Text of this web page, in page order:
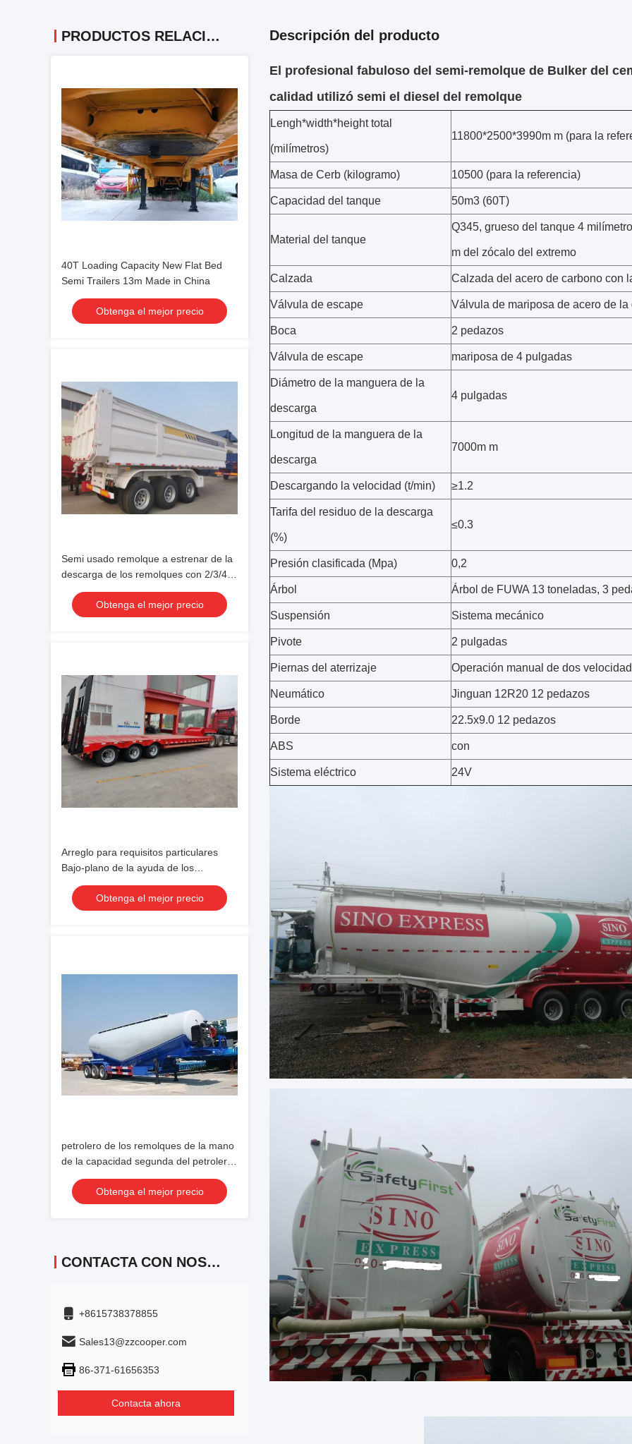
PRODUCTOS RELACIONADOS
40T Loading Capacity New Flat Bed
Semi Trailers 13m Made in China
Obtenga el mejor precio
Semi usado remolque a estrenar de la
descarga de los remolques con 2/3/4
de los árboles hechos en la carga de
China 60 toneladas
Obtenga el mejor precio
Arreglo para requisitos particulares
Bajo-plano de la ayuda de los
remolques 3axle 4axle 6axle de la
segunda mano semi
Obtenga el mejor precio
petrolero de los remolques de la mano
de la capacidad segunda del petrolero
25m3 semi para las construcciones
Obtenga el mejor precio
CONTACTA CON NOSOTROS
+8615738378855
Sales13@zzcooper.com
86-371-61656353
Contacta ahora
Descripción del producto
El profesional fabuloso del semi-remolque de Bulker del
calidad utilizó semi el diesel del remolque
Lengh*width*height total
(milímetros)
11800*2500*3990m m (para la
Masa de Cerb (kilogramo) 10500 (para la referencia)
Capacidad del tanque 50m3 (60T)
Material del tanque
Q345, grueso del tanque 4
m del zócalo del extremo
Calzada Calzada del acero de carbono con
Válvula de escape Válvula de mariposa de acero de la
Boca 2 pedazos
Válvula de escape mariposa de 4 pulgadas
Diámetro de la manguera de la
descarga
4 pulgadas
Longitud de la manguera de la
descarga
7000m m
Descargando la velocidad (t/min) ≥1.2
Tarifa del residuo de la descarga
(%)
≤0.3
Presión clasificada (Mpa) 0,2
Árbol Árbol de FUWA 13 toneladas, 3
Suspensión Sistema mecánico
Pivote 2 pulgadas
Piernas del aterrizaje Operación manual de dos
Neumático Jinguan 12R20 12 pedazos
Borde 22.5x9.0 12 pedazos
ABS con
Sistema eléctrico 24V